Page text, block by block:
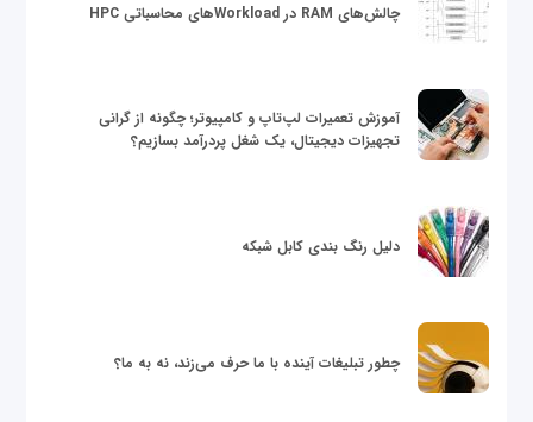
چالش‌های RAM در Workloadهای محاسباتی HPC
آموزش تعمیرات لپ‌تاپ و کامپیوتر؛ چگونه از گرانی
تجهیزات دیجیتال، یک شغل پردرآمد بسازیم؟
دلیل رنگ بندی کابل شبکه
چطور تبلیغات آینده با ما حرف می‌زند، نه به ما؟